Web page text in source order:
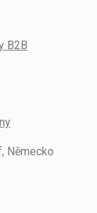
B2B
Německo